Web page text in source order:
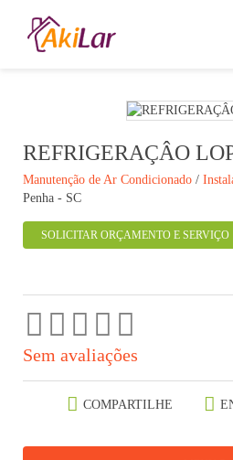
REFRIGERAÇÂO
Manutenção de Ar Condicionado /
Penha - SC
SOLICITAR ORÇAMENTO E SERVIÇO
Sem avaliações
COMPARTILHE